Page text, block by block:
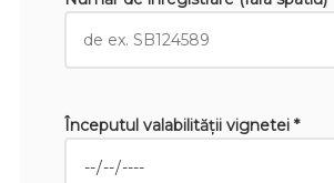
Începutul valabilităţii vignetei *